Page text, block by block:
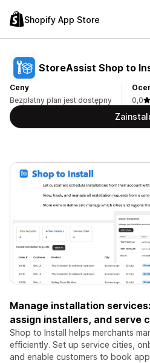
Shopify App Store
StoreAssist Shop to
Ceny
Bezpłatny plan jest dostępny
0,0
Manage installation
assign installers, and serve
Shop to Install helps merchants
efficiently. Set up service cities,
and enable customers to book